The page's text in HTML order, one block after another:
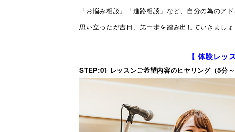
「お悩み相談」「進路相談」など、自分の為のア
思い立ったが吉日、第一歩を踏み出していきましょ
【 体験レッ
STEP:01 レッスンご希望内容のヒヤリング（5分～